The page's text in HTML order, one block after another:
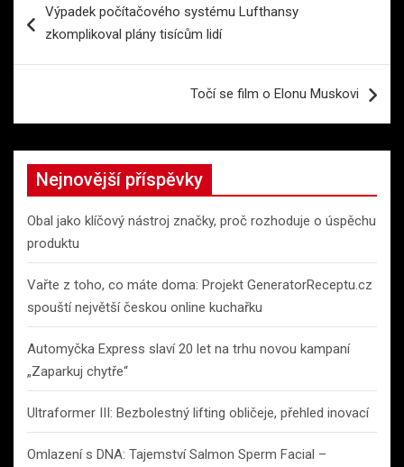
pro
Výpadek počítačového systému Lufthansy
zkomplikoval plány tisícům lidí
Točí se film o Elonu Muskovi
Nejnovější příspěvky
Obal jako klíčový nástroj značky, proč rozhoduje o úspěchu
produktu
Vařte z toho, co máte doma: Projekt GeneratorReceptu.cz
spouští největší českou online kuchařku
Automyčka Express slaví 20 let na trhu novou kampaní
„Zaparkuj chytře“
Ultraformer III: Bezbolestný lifting obličeje, přehled inovací
Omlazení s DNA: Tajemství Salmon Sperm Facial –